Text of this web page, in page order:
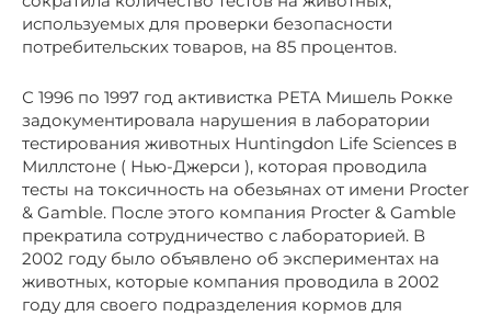
используемых для проверки безопасности
потребительских товаров, на 85 процентов.
С 1996 по 1997 год активистка PETA Мишель Рокке
задокументировала нарушения в лаборатории
тестирования животных Huntingdon Life Sciences в
Миллстоне ( Нью-Джерси ), которая проводила
тесты на токсичность на обезьянах от имени Procter
& Gamble. После этого компания Procter & Gamble
прекратила сотрудничество с лабораторией. В
2002 году было объявлено об экспериментах на
животных, которые компания проводила в 2002
году для своего подразделения кормов для